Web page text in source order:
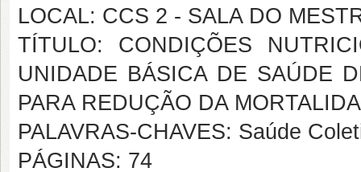
LOCAL: CCS 2 - SALA DO
TÍTULO: CONDIÇÕES
UNIDADE BÁSICA DE SAÚDE
PARA REDUÇÃO DA
PALAVRAS-CHAVES: Saúde
PÁGINAS: 74